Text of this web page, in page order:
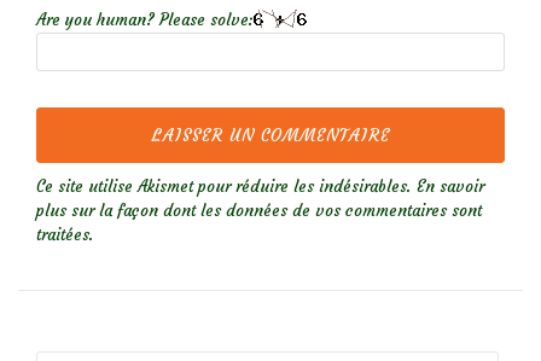
Are you human? Please solve:
Ce site utilise Akismet pour réduire les indésirables. En savoir
plus sur la façon dont les données de vos commentaires sont
traitées.